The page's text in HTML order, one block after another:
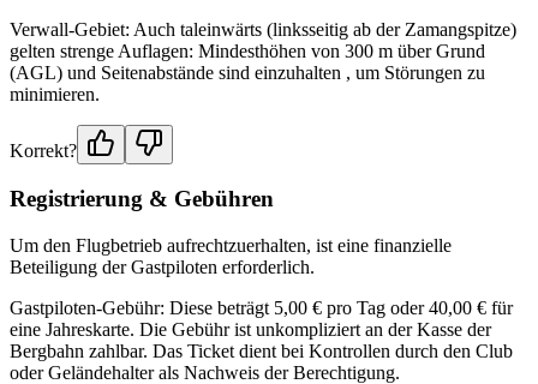
Verwall-Gebiet: Auch taleinwärts (linksseitig ab der Zamangspitze)
gelten strenge Auflagen: Mindesthöhen von 300 m über Grund
(AGL) und Seitenabstände sind einzuhalten , um Störungen zu
minimieren.
Korrekt?
Registrierung & Gebühren
Um den Flugbetrieb aufrechtzuerhalten, ist eine finanzielle
Beteiligung der Gastpiloten erforderlich.
Gastpiloten-Gebühr: Diese beträgt 5,00 € pro Tag oder 40,00 € für
eine Jahreskarte. Die Gebühr ist unkompliziert an der Kasse der
Bergbahn zahlbar. Das Ticket dient bei Kontrollen durch den Club
oder Geländehalter als Nachweis der Berechtigung.